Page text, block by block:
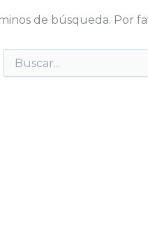
de búsqueda. Por
Buscar
por: